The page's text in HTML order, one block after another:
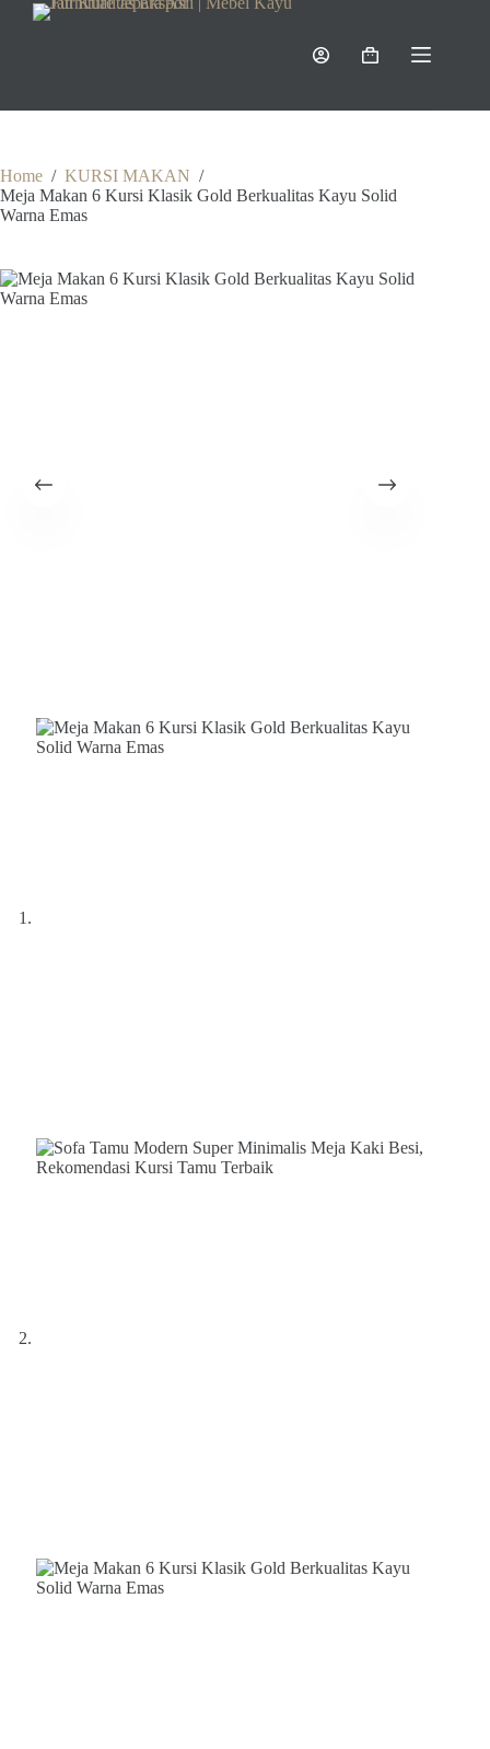
Shopping
Home / KURSI MAKAN /
Meja Makan 6 Kursi Klasik Gold Berkualitas Kayu Solid
Warna Emas